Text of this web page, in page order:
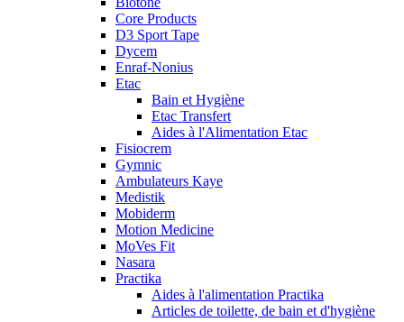
Core Products
D3 Sport Tape
Dycem
Enraf-Nonius
Etac
Bain et Hygiène
Etac Transfert
Aides à l'Alimentation Etac
Fisiocrem
Gymnic
Ambulateurs Kaye
Medistik
Mobiderm
Motion Medicine
MoVes Fit
Nasara
Practika
Aides à l'alimentation Practika
Articles de toilette, de bain et d'hygiène